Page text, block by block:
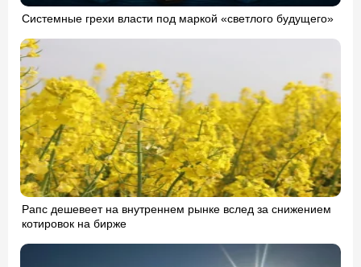
Системные грехи власти под маркой «светлого будущего»
Рапс дешевеет на внутреннем рынке вслед за снижением
котировок на бирже